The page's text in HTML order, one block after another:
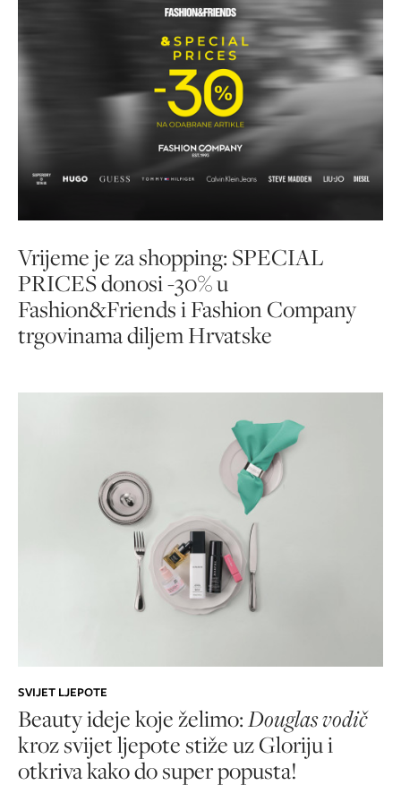
Vrijeme je za shopping: SPECIAL
PRICES donosi -30% u
Fashion&Friends i Fashion Company
trgovinama diljem Hrvatske
SVIJET LJEPOTE
Beauty ideje koje želimo:Douglas vodič
kroz svijet ljepote stiže uz Gloriju i
otkriva kako do super popusta!